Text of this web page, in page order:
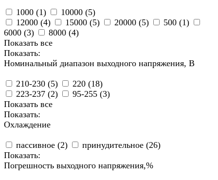
1000 (1) 10000 (5)
12000 (4) 15000 (5) 20000 (5) 500 (1)
6000 (3) 8000 (4)
Показать все
Показать:
Номинальный диапазон выходного напряжения, В
210-230 (5) 220 (18)
223-237 (2) 95-255 (3)
Показать все
Показать:
Охлаждение
пассивное (2) принудительное (26)
Показать:
Погрешность выходного напряжения,%